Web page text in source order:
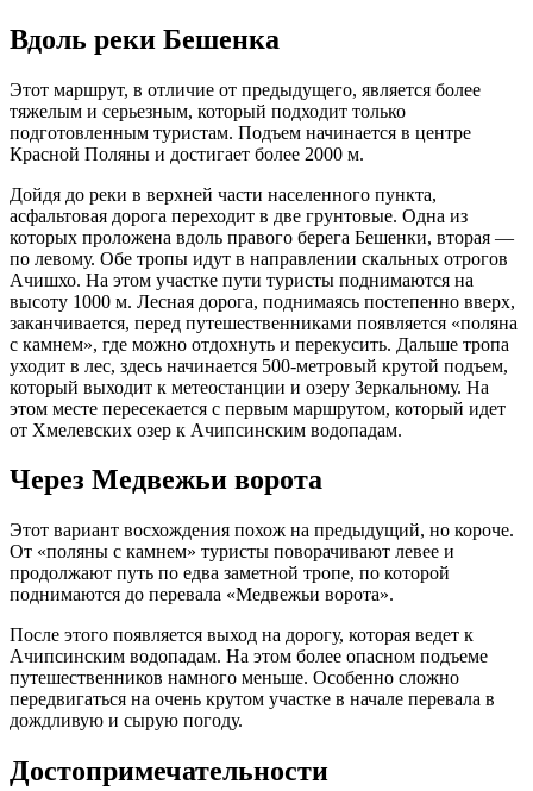
Забронировать
Отель
Глэмпинг
Банный комплекс
Ресторан
Предложения
Трансфер
Фирменная банная программа
Проведение свадеб
Корпоративные мероприятия
День рождения
Детские мастер-классы
Смотреть все
О нас
Предложения
Отзывы
Вдоль реки Бешенка
Этот маршрут, в отличие от предыдущего, является более
тяжелым и серьезным, который подходит только
подготовленным туристам. Подъем начинается в центре
Красной Поляны и достигает более 2000 м.
Дойдя до реки в верхней части населенного пункта,
асфальтовая дорога переходит в две грунтовые. Одна из
которых проложена вдоль правого берега Бешенки, вторая —
по левому. Обе тропы идут в направлении скальных отрогов
Ачишхо. На этом участке пути туристы поднимаются на
высоту 1000 м. Лесная дорога, поднимаясь постепенно вверх,
заканчивается, перед путешественниками появляется «поляна
с камнем», где можно отдохнуть и перекусить. Дальше тропа
уходит в лес, здесь начинается 500-метровый крутой подъем,
который выходит к метеостанции и озеру Зеркальному. На
этом месте пересекается с первым маршрутом, который идет
от Хмелевских озер к Ачипсинским водопадам.
Через Медвежьи ворота
Этот вариант восхождения похож на предыдущий, но короче.
От «поляны с камнем» туристы поворачивают левее и
продолжают путь по едва заметной тропе, по которой
поднимаются до перевала «Медвежьи ворота».
После этого появляется выход на дорогу, которая ведет к
Ачипсинским водопадам. На этом более опасном подъеме
путешественников намного меньше. Особенно сложно
передвигаться на очень крутом участке в начале перевала в
дождливую и сырую погоду.
Достопримечательности